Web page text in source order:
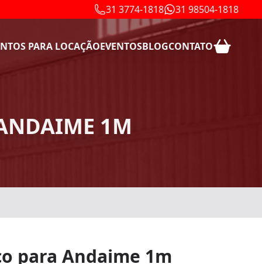
31 3774-1818 31 98504-1818
PARA LOCAÇÃOEVENTOSBLOGCONTATO
1M
para Andaime 1m